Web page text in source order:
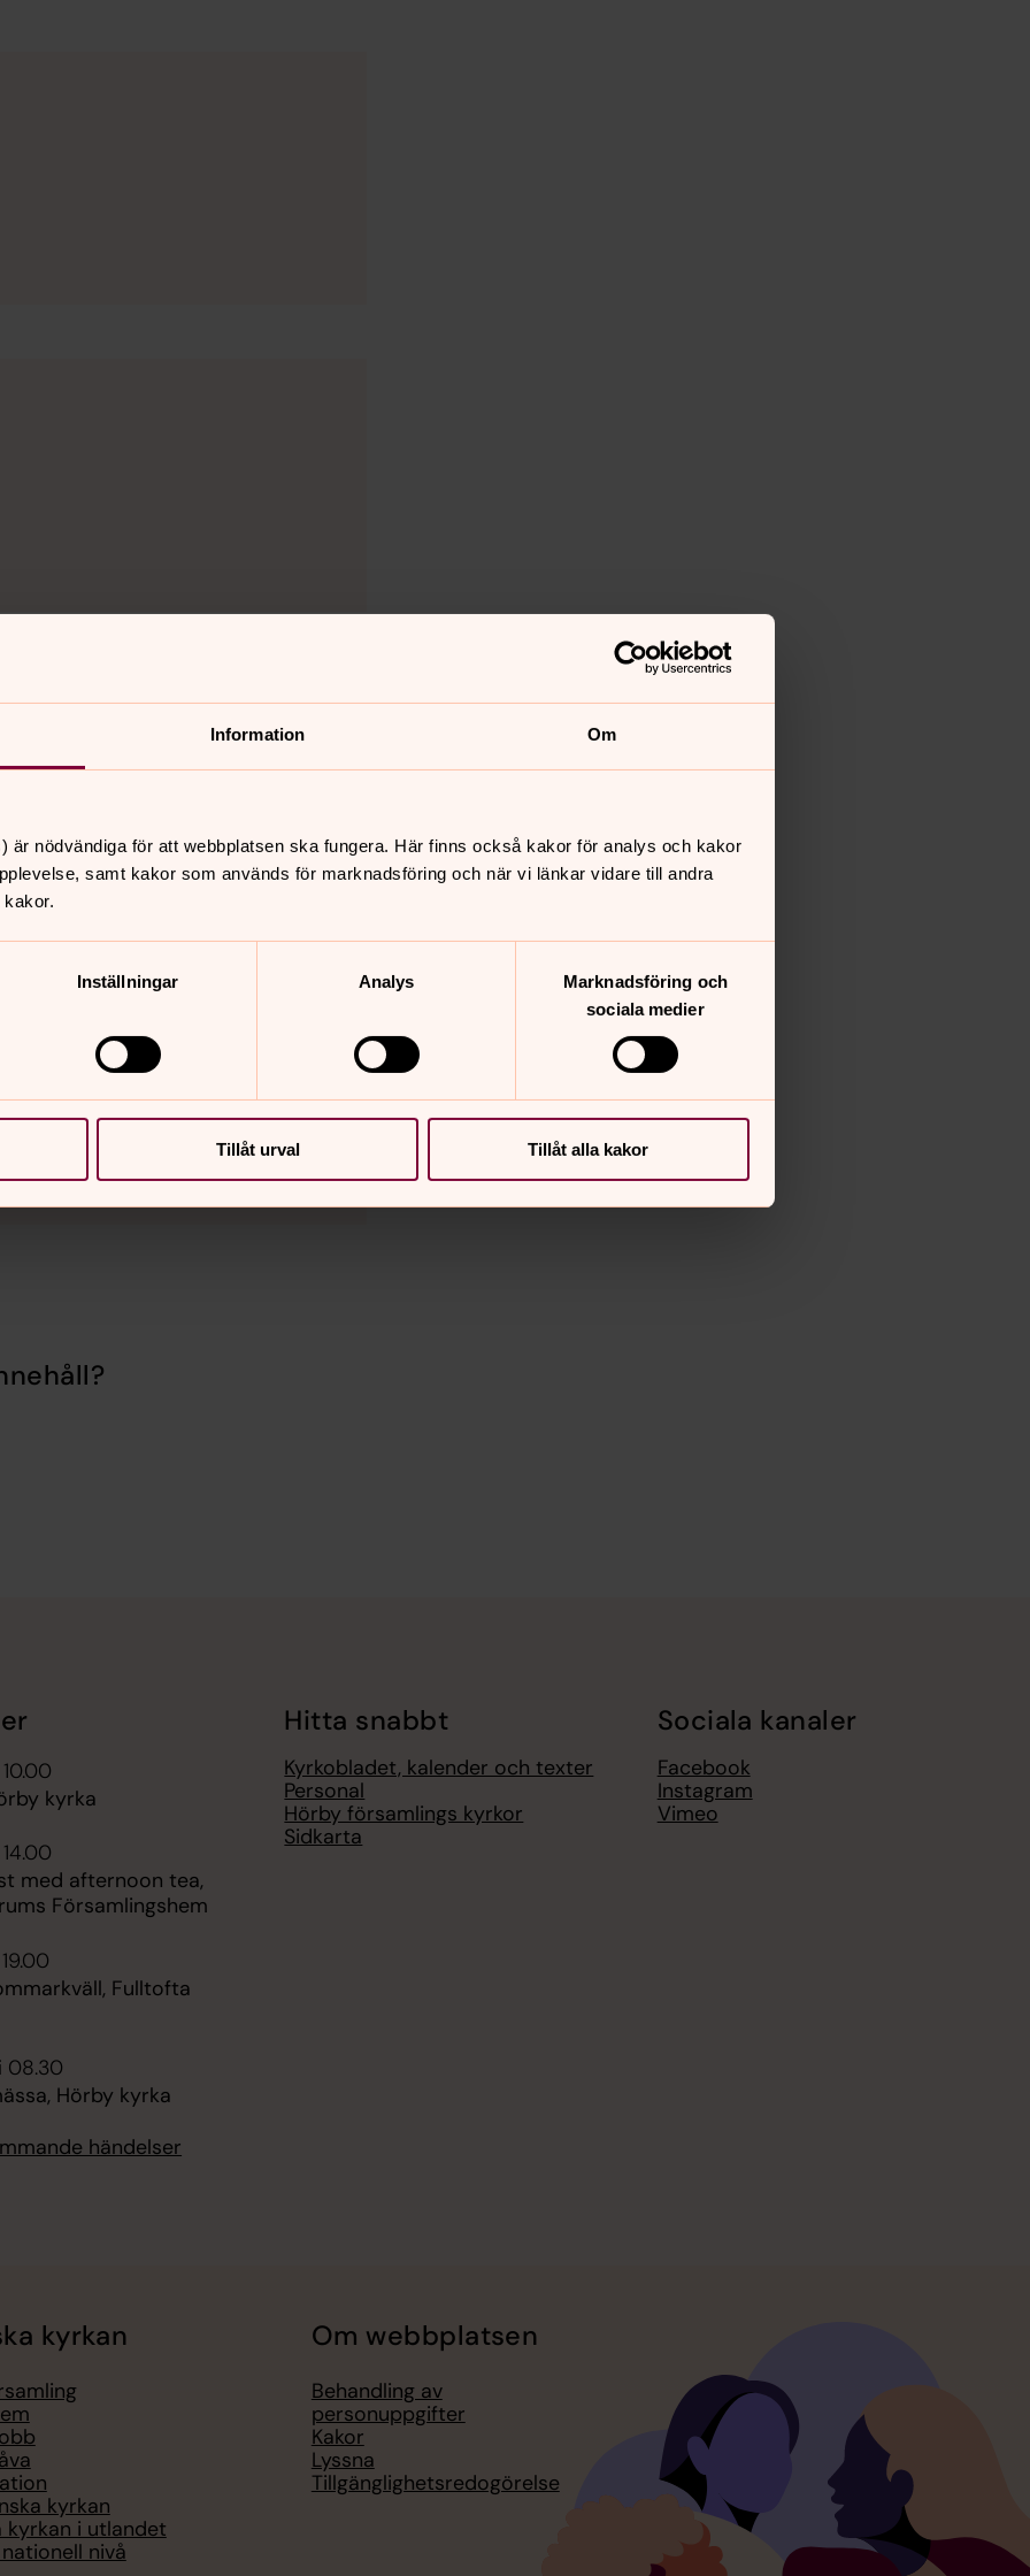
Information Om
är nödvändiga för att webbplatsen ska fungera. Här finns också kakor för analys och kakor
samt kakor som används för marknadsföring och när vi länkar vidare till andra
Inställningar Analys
Marknadsföring och
sociala medier
Tillåt urval Tillåt alla kakor
kyrka
med afternoon tea,
Församlingshem
Fulltofta
08.30
Hörby kyrka
händelser
Hitta snabbt
Kyrkobladet, kalender och texter
Personal
Hörby församlings kyrkor
Sidkarta
Sociala kanaler
Facebook
Instagram
Vimeo
kyrkan
kyrkan
kyrkan i utlandet
nivå
Om webbplatsen
Behandling av
personuppgifter
Kakor
Lyssna
Tillgänglighetsredogörelse